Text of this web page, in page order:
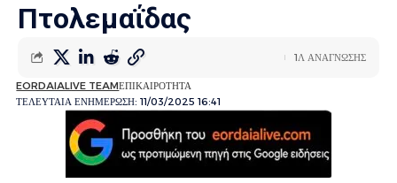
Πτολεμαΐδας
ΤΕΛΕΥΤΑΙΑ ΕΝΗΜΕΡΩΣΗ: 11/03/2025 16:41
EORDAIALIVE TEAMΕΠΙΚΑΙΡΟΤΗΤΑ
1Λ ΑΝΑΓΝΩΣΗΣ